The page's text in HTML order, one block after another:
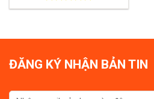
0
5
ĐĂNG KÝ NHẬN BẢN TIN